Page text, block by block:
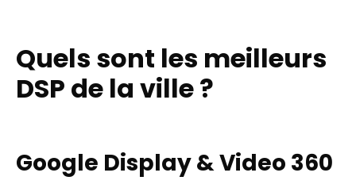
Quels sont les meilleurs
DSP de la ville ?
Google Display & Video 360